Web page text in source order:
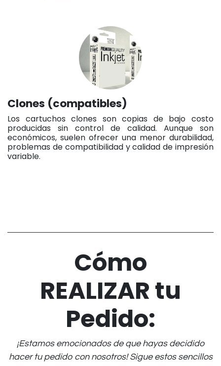
Clones (compatibles)
Los cartuchos clones son copias de bajo costo
producidas sin control de calidad. Aunque son
económicos, suelen ofrecer una menor durabilidad,
problemas de compatibilidad y calidad de impresión
variable.
Cómo
REALIZAR tu
Pedido:
¡Estamos emocionados de que hayas decidido
hacer tu pedido con nosotros! Sigue estos sencillos